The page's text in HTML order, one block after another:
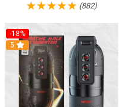
(882)
-18%
5